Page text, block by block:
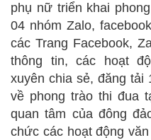
phụ nữ triển khai
04 nhóm Zalo,
các Trang Facebook,
thông tin, các hoạt
xuyên chia sẻ, đăng tải
về phong trào thi đua
quan tâm của đông
chức các hoạt động